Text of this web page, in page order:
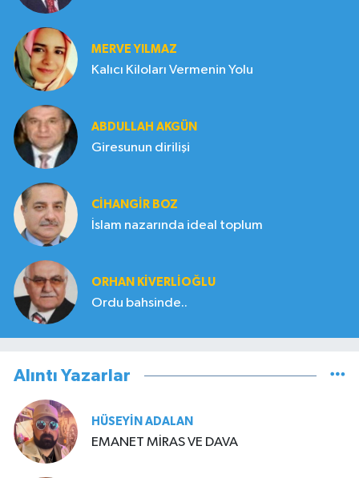
MERVE YILMAZ
Kalıcı Kiloları Vermenin Yolu
ABDULLAH AKGÜN
Giresunun dirilişi
CIHANGIR BOZ
İslam nazarında ideal toplum
ORHAN KIVERLIOĞLU
Ordu bahsinde..
Alıntı Yazarlar
HÜSEYIN ADALAN
EMANET MİRAS VE DAVA